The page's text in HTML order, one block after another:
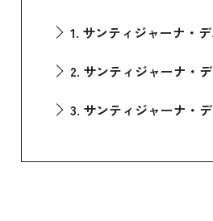
1. サンティジャーナ・
2. サンティジャーナ・
3. サンティジャーナ・